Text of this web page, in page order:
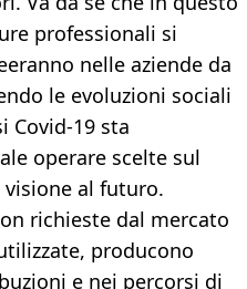
professionali si
nelle aziende da
le evoluzioni sociali
Covid-19 sta
operare scelte sul
al futuro.
richieste dal mercato
producono
e nei percorsi di